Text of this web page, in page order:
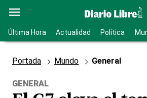
Última Hora Actualidad Política
Portada Mundo General
GENERAL